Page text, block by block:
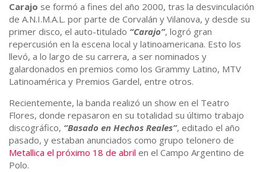
Carajo se formó a fines del año 2000, tras la desvinculación
de A.N.I.M.A.L. por parte de Corvalán y Vilanova, y desde su
primer disco, el auto-titulado “Carajo”, logró gran
repercusión en la escena local y latinoamericana. Esto los
llevó, a lo largo de su carrera, a ser nominados y
galardonados en premios como los Grammy Latino, MTV
Latinoamérica y Premios Gardel, entre otros.
Recientemente, la banda realizó un show en el Teatro
Flores, donde repasaron en su totalidad su último trabajo
discográfico, “Basado en Hechos Reales”, editado el año
pasado, y estaban anunciados como grupo telonero de
Metallica el próximo 18 de abril en el Campo Argentino de
Polo.